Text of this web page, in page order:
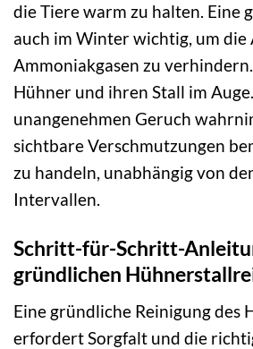
die Tiere warm zu halten. Eine
auch im Winter wichtig, um die
Ammoniakgasen zu
Hühner und ihren Stall im
unangenehmen Geruch
sichtbare Verschmutzungen
zu handeln, unabhängig von
Intervallen.
Schritt-für-Schritt-
gründlichen
Eine gründliche Reinigung des
erfordert Sorgfalt und die